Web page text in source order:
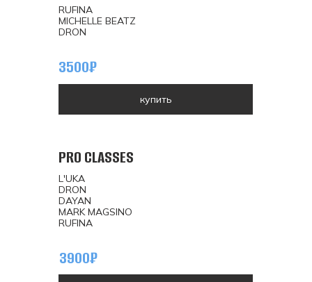
3900₽
3500₽
RUFINA
MICHELLE BEATZ
DRON
PRO CLASSES
L'UKA
DRON
DAYAN
MARK MAGSINO
RUFINA
купить